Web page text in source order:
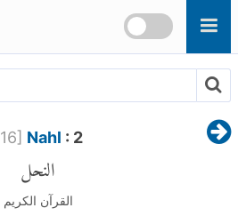
16] Nahl : 2
النحل
القرآن الكريم